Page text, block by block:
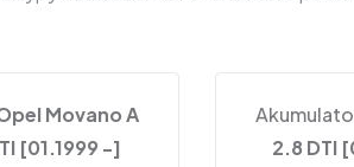
Movano A
[01.1999 -]
2.8 DTI